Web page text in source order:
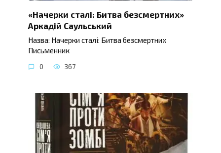
«Начерки сталі: Битва безсмертних»
Аркадій Саульський
Назва: Начерки сталі: Битва безсмертних
Письменник
0 367